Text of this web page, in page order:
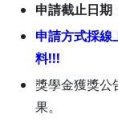
申請截止日期
申請方式採
料!!!
獎學金獲獎公
果。